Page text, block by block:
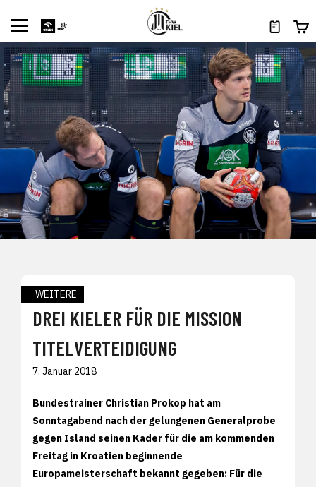
WEITERE
DREI KIELER FÜR DIE MISSION
TITELVERTEIDIGUNG
7. Januar 2018
Bundestrainer Christian Prokop hat am
Sonntagabend nach der gelungenen Generalprobe
gegen Island seinen Kader für die am kommenden
Freitag in Kroatien beginnende
Europameisterschaft bekannt gegeben: Für die